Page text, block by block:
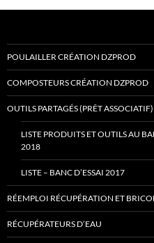
POULAILLER CRÉATION DZPROD
COMPOSTEURS CRÉATION DZPROD
OUTILS PARTAGÉS (PRÊT ASSOCIATIF)
LISTE PRODUITS ET OUTILS AU
2018
LISTE – BANC D’ESSAI 2017
RÉEMPLOI RÉCUPÉRATION ET
RÉCUPÉRATEURS D’EAU